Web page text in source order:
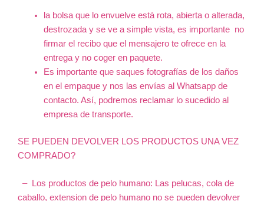
la bolsa que lo envuelve está rota, abierta o alterada,
destrozada y se ve a simple vista, es importante no
firmar el recibo que el mensajero te ofrece en la
entrega y no coger en paquete.
Es importante que saques fotografías de los daños
en el empaque y nos las envías al Whatsapp de
contacto. Así, podremos reclamar lo sucedido al
empresa de transporte.
SE PUEDEN DEVOLVER LOS PRODUCTOS UNA VEZ
COMPRADO?
–
Los productos de pelo humano: Las pelucas, cola de
caballo, extension de pelo humano no se pueden devolver